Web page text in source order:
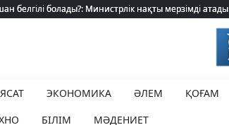
белгілі болады?: Министрлік нақты мерзімді атады
белгілі болады?: Министрлік нақты мерзімді атады
ЭКОНОМИКА ӘЛЕМ ҚОҒАМ
БІЛІМ МӘДЕНИЕТ